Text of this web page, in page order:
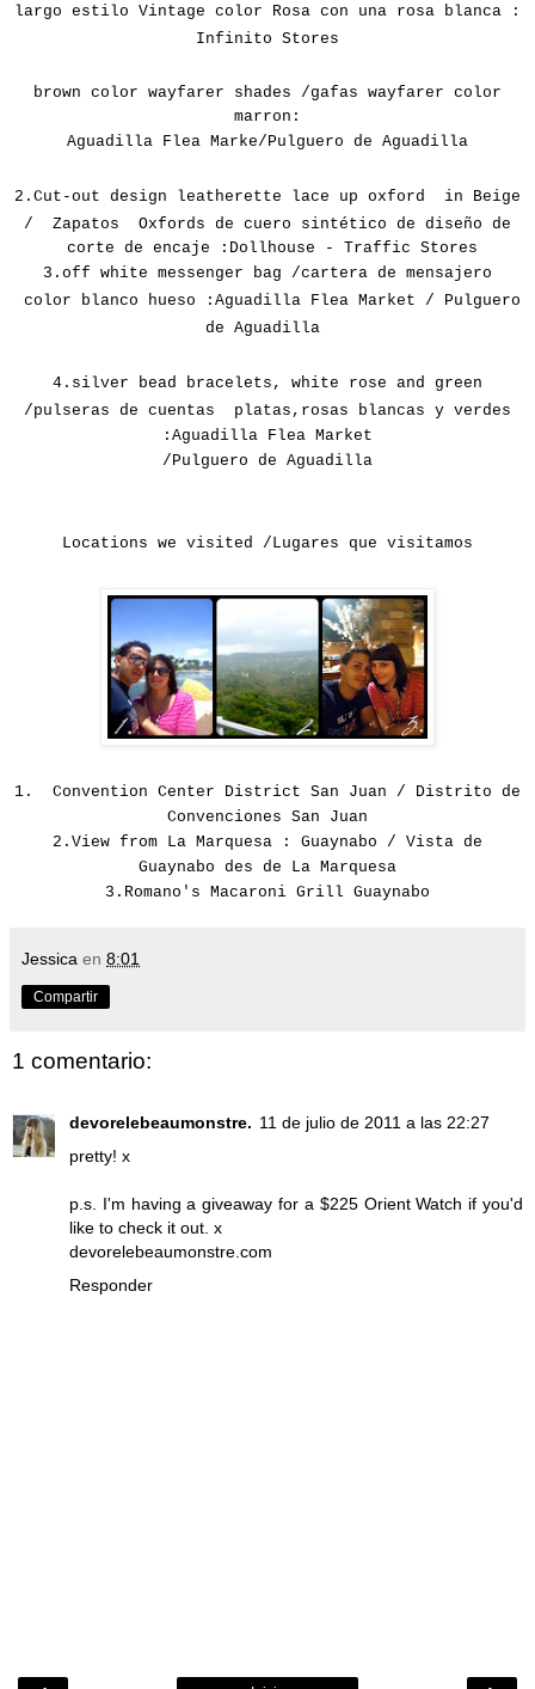
largo estilo Vintage color Rosa con una rosa blanca :
Infinito Stores
brown color wayfarer shades /gafas wayfarer color
marron:
Aguadilla
Flea Marke/ Pulguero de Aguadilla
2. Cut-out design leatherette lace up oxford in Beige
/ Zapatos Oxfords de cuero sintético de diseño de
corte de encaje :Dollhouse - Traffic Stores
3. off white messenger bag /cartera de mensajero
color blanco hueso : Aguadilla Flea Market /
Pulguero
de Aguadilla
4. silver bead bracelets , white rose and green
/pulseras de cuentas platas,rosas blancas y verdes
: Aguadilla
Flea Market
/ Pulguero de Aguadilla
Locations we visited /Lugares que visitamos
1. Convention Center District San
Juan / Distrito de
Convenciones San Juan
2. View from La Marquesa :
Guaynabo / Vista de
Guaynabo des de La Marquesa
3. Romano's Macaroni Grill Guaynabo
Jessica en 8:01
Compartir
1 comentario:
devorelebeaumonstre. 11 de julio de 2011 a las 22:27
pretty! x
p.s. I'm having a giveaway for a $225 Orient Watch if you'd
like to check it out. x
devorelebeaumonstre.com
Responder